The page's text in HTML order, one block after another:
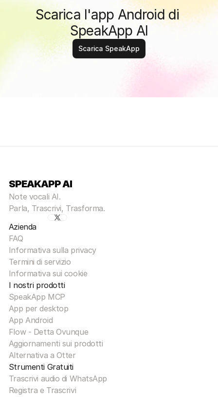
Scarica l'app Android di
SpeakApp AI
Scarica SpeakApp
SPEAKAPP AI
Note vocali AI.
Parla, Trascrivi, Trasforma.
Azienda
FAQ
Informativa sulla privacy
Termini di servizio
Informativa sui cookie
I nostri prodotti
SpeakApp MCP
App per desktop
App Android
Flow - Detta Ovunque
Aggiornamenti sui prodotti
Alternativa a Otter
Strumenti Gratuiti
Trascrivi audio di WhatsApp
Registra e Trascrivi